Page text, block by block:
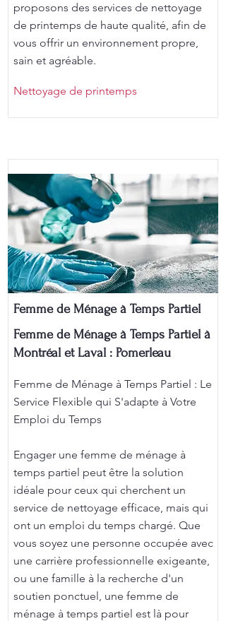
proposons des services de nettoyage
de printemps de haute qualité, afin de
vous offrir un environnement propre,
sain et agréable.
Nettoyage de printemps
Femme de Ménage à Temps Partiel
Femme de Ménage à Temps Partiel à
Montréal et Laval : Pomerleau
Femme de Ménage à Temps Partiel : Le
Service Flexible qui S'adapte à Votre
Emploi du Temps
Engager une femme de ménage à
temps partiel peut être la solution
idéale pour ceux qui cherchent un
service de nettoyage efficace, mais qui
ont un emploi du temps chargé. Que
vous soyez une personne occupée avec
une carrière professionnelle exigeante,
ou une famille à la recherche d'un
soutien ponctuel, une femme de
ménage à temps partiel est là pour